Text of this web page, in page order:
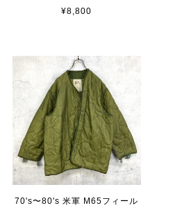
¥8,800
70's〜80's 米軍 M65フィール